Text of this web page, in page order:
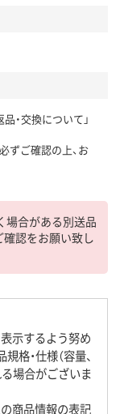
・交換について」
必ずご確認の上、お
場合がある別送品
認をお願い致し
示するよう努め
格・仕様（容量、
る場合がございま
商品情報の表記